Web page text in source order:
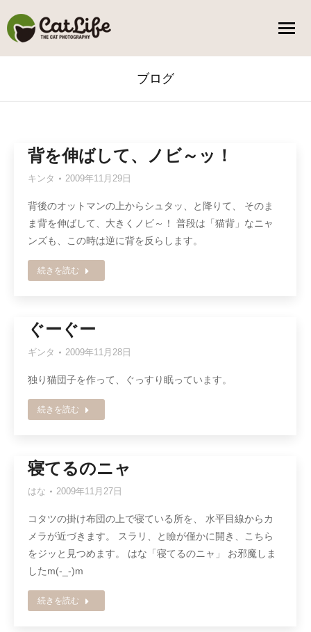
ブログ
背を伸ばして、ノビ～ッ！
キンタ 2009年11月29日
背後のオットマンの上からシュタッ、と降りて、 そのま
ま背を伸ばして、大きくノビ～！ 普段は「猫背」なニャ
ンズも、この時は逆に背を反らします。
続きを読む
ぐーぐー
ギンタ 2009年11月28日
独り猫団子を作って、ぐっすり眠っています。
続きを読む
寝てるのニャ
はな 2009年11月27日
コタツの掛け布団の上で寝ている所を、 水平目線からカ
メラが近づきます。 スラリ、と瞼が僅かに開き、こちら
をジッと見つめます。 はな「寝てるのニャ」 お邪魔しま
したm(-_-)m
続きを読む